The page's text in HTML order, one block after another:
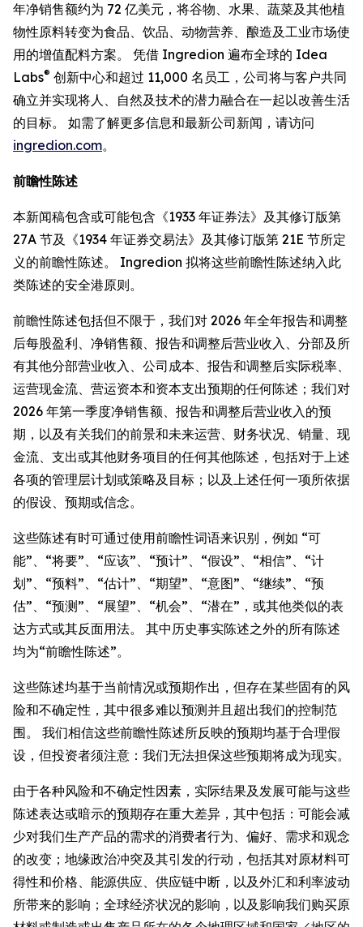
年净销售额约为 72 亿美元，将谷物、水果、蔬菜及其他植
物性原料转变为食品、饮品、动物营养、酿造及工业市场使
用的增值配料方案。 凭借 Ingredion 遍布全球的 Idea
Labs® 创新中心和超过 11,000 名员工，公司将与客户共同
确立并实现将人、自然及技术的潜力融合在一起以改善生活
的目标。 如需了解更多信息和最新公司新闻，请访问
ingredion.com。
前瞻性陈述
本新闻稿包含或可能包含《1933 年证券法》及其修订版第
27A 节及《1934 年证券交易法》及其修订版第 21E 节所定
义的前瞻性陈述。 Ingredion 拟将这些前瞻性陈述纳入此
类陈述的安全港原则。
前瞻性陈述包括但不限于，我们对 2026 年全年报告和调整
后每股盈利、净销售额、报告和调整后营业收入、分部及所
有其他分部营业收入、公司成本、报告和调整后实际税率、
运营现金流、营运资本和资本支出预期的任何陈述；我们对
2026 年第一季度净销售额、报告和调整后营业收入的预
期，以及有关我们的前景和未来运营、财务状况、销量、现
金流、支出或其他财务项目的任何其他陈述，包括对于上述
各项的管理层计划或策略及目标；以及上述任何一项所依据
的假设、预期或信念。
这些陈述有时可通过使用前瞻性词语来识别，例如 “可
能”、“将要”、“应该”、“预计”、“假设”、“相信”、“计
划”、“预料”、“估计”、“期望”、“意图”、“继续”、“预
估”、“预测”、“展望”、“机会”、“潜在”，或其他类似的表
达方式或其反面用法。 其中历史事实陈述之外的所有陈述
均为“前瞻性陈述”。
这些陈述均基于当前情况或预期作出，但存在某些固有的风
险和不确定性，其中很多难以预测并且超出我们的控制范
围。 我们相信这些前瞻性陈述所反映的预期均基于合理假
设，但投资者须注意：我们无法担保这些预期将成为现实。
由于各种风险和不确定性因素，实际结果及发展可能与这些
陈述表达或暗示的预期存在重大差异，其中包括：可能会减
少对我们生产产品的需求的消费者行为、偏好、需求和观念
的改变；地缘政治冲突及其引发的行动，包括其对原材料可
得性和价格、能源供应、供应链中断，以及外汇和利率波动
所带来的影响；全球经济状况的影响，以及影响我们购买原